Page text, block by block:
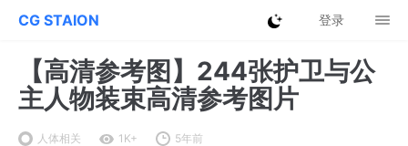
CG STAION 登录
【高清参考图】244张护卫与公
主人物装束高清参考图片
人体相关 1K+ 5年前